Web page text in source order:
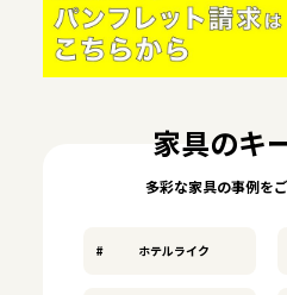
家具のキ
多彩な家具の事例を
ホテルライク